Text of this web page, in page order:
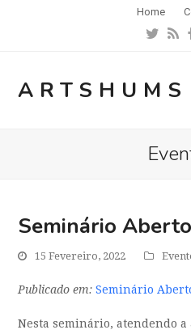
Home
ARTSHUMS
Seminário
15 Fevereiro, 2022
Publicado em: Seminário
Nesta seminário, atendendo